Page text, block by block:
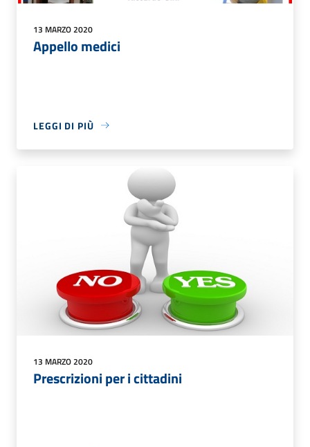
13 MARZO 2020
Appello medici
LEGGI DI PIÙ
13 MARZO 2020
Prescrizioni per i cittadini